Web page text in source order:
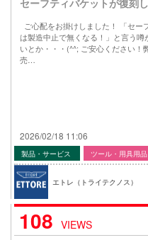
セーフティバケットが復刻
ご心配をお掛けしました！ 「セー
は製造中止で無くなる！」と言う噂
いとか・・・(^^; ご安心ください！
売…
2026/02/18 11:06
製品・サービス ツール・用具用品
エトレ（トライテクノス）
108 VIEWS